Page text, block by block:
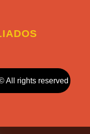
All rights reserved